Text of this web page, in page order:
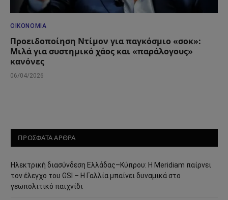
ΟΙΚΟΝΟΜΊΑ
Προειδοποίηση Ντίμον για παγκόσμιο «σοκ»:
Μιλά για συστημικό χάος και «παράλογους»
κανόνες
06/04/2026
ΠΡΟΣΦΑΤΑ ΑΡΘΡΑ
Ηλεκτρική διασύνδεση Ελλάδας–Κύπρου: Η Meridiam παίρνει
τον έλεγχο του GSI – Η Γαλλία μπαίνει δυναμικά στο
γεωπολιτικό παιχνίδι